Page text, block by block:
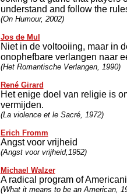
understand and follow the
(On Humour, 2002)
Jos de Mul
Niet in de voltooiing, maar in
onophefbare verlangen naar
(Het Romantische Verlangen, 1990)
René Girard
Het enige doel van religie is
vermijden.
(La violence et le Sacré, 1972)
Erich Fromm
Angst voor vrijheid
(Angst voor vrijheid,1952)
Michael Walzer
A radical program of
(What it means to be an American,